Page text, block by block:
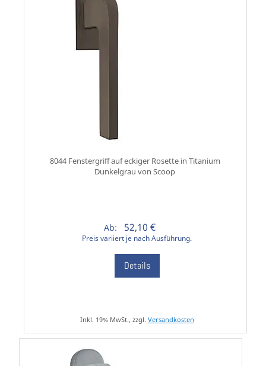
8044 Fenstergriff auf eckiger Rosette in Titanium
Dunkelgrau von Scoop
Ab: 52,10 €
Preis variiert je nach Ausführung.
Details
Inkl. 19% MwSt., zzgl. Versandkosten